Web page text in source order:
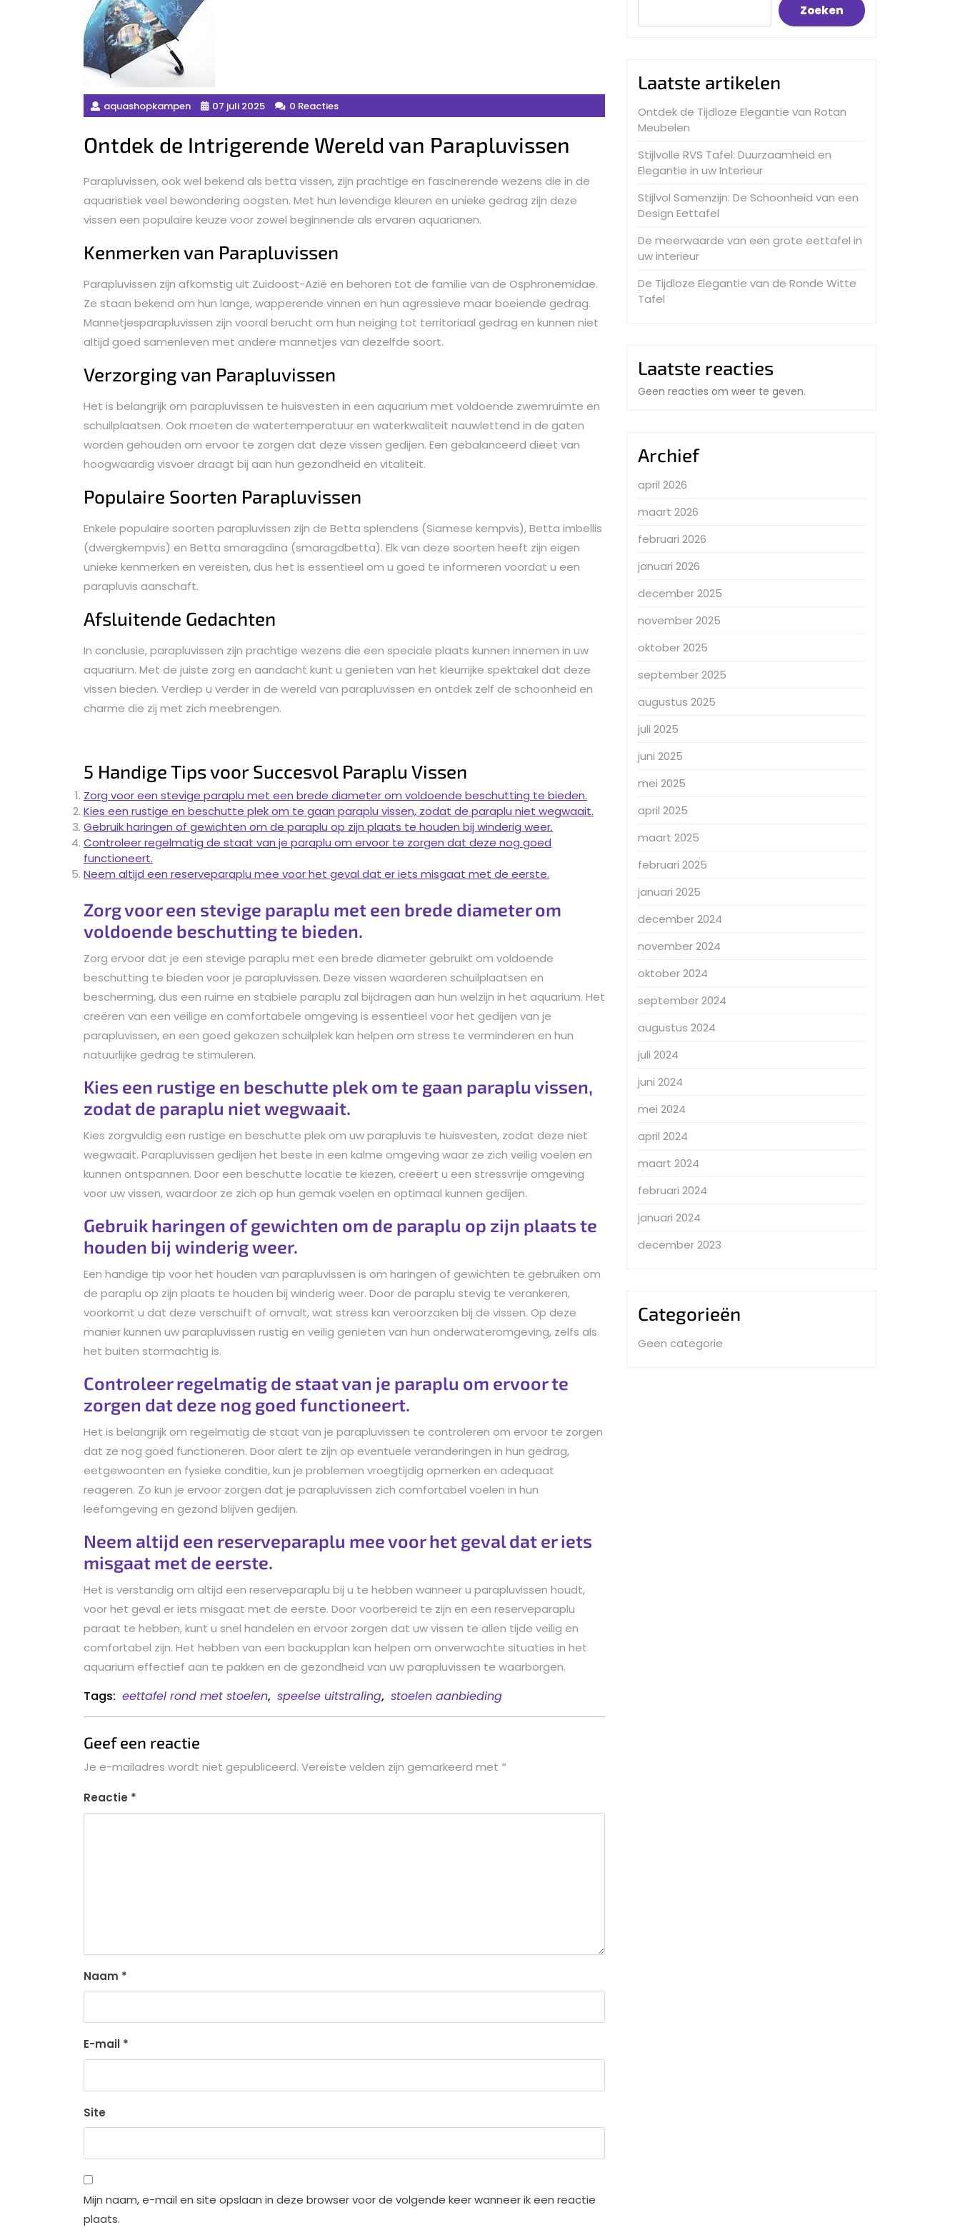
aquashopkampen 07 juli 2025 0 Reacties
Ontdek de Intrigerende Wereld van Parapluvissen
Parapluvissen, ook wel bekend als betta vissen, zijn prachtige en fascinerende wezens die in de
aquaristiek veel bewondering oogsten. Met hun levendige kleuren en unieke gedrag zijn deze
vissen een populaire keuze voor zowel beginnende als ervaren aquarianen.
Kenmerken van Parapluvissen
Parapluvissen zijn afkomstig uit Zuidoost-Azië en behoren tot de familie van de Osphronemidae.
Ze staan bekend om hun lange, wapperende vinnen en hun agressieve maar boeiende gedrag.
Mannetjesparapluvissen zijn vooral berucht om hun neiging tot territoriaal gedrag en kunnen niet
altijd goed samenleven met andere mannetjes van dezelfde soort.
Verzorging van Parapluvissen
Het is belangrijk om parapluvissen te huisvesten in een aquarium met voldoende zwemruimte en
schuilplaatsen. Ook moeten de watertemperatuur en waterkwaliteit nauwlettend in de gaten
worden gehouden om ervoor te zorgen dat deze vissen gedijen. Een gebalanceerd dieet van
hoogwaardig visvoer draagt bij aan hun gezondheid en vitaliteit.
Populaire Soorten Parapluvissen
Enkele populaire soorten parapluvissen zijn de Betta splendens (Siamese kempvis), Betta imbellis
(dwergkempvis) en Betta smaragdina (smaragdbetta). Elk van deze soorten heeft zijn eigen
unieke kenmerken en vereisten, dus het is essentieel om u goed te informeren voordat u een
parapluvis aanschaft.
Afsluitende Gedachten
In conclusie, parapluvissen zijn prachtige wezens die een speciale plaats kunnen innemen in uw
aquarium. Met de juiste zorg en aandacht kunt u genieten van het kleurrijke spektakel dat deze
vissen bieden. Verdiep u verder in de wereld van parapluvissen en ontdek zelf de schoonheid en
charme die zij met zich meebrengen.
5 Handige Tips voor Succesvol Paraplu Vissen
Zorg voor een stevige paraplu met een brede diameter om voldoende beschutting te bieden.
Kies een rustige en beschutte plek om te gaan paraplu vissen, zodat de paraplu niet wegwaait.
Gebruik haringen of gewichten om de paraplu op zijn plaats te houden bij winderig weer.
Controleer regelmatig de staat van je paraplu om ervoor te zorgen dat deze nog goed
functioneert.
Neem altijd een reserveparaplu mee voor het geval dat er iets misgaat met de eerste.
Zorg voor een stevige paraplu met een brede diameter om
voldoende beschutting te bieden.
Zorg ervoor dat je een stevige paraplu met een brede diameter gebruikt om voldoende
beschutting te bieden voor je parapluvissen. Deze vissen waarderen schuilplaatsen en
bescherming, dus een ruime en stabiele paraplu zal bijdragen aan hun welzijn in het aquarium. Het
creëren van een veilige en comfortabele omgeving is essentieel voor het gedijen van je
parapluvissen, en een goed gekozen schuilplek kan helpen om stress te verminderen en hun
natuurlijke gedrag te stimuleren.
Kies een rustige en beschutte plek om te gaan paraplu vissen,
zodat de paraplu niet wegwaait.
Kies zorgvuldig een rustige en beschutte plek om uw parapluvis te huisvesten, zodat deze niet
wegwaait. Parapluvissen gedijen het beste in een kalme omgeving waar ze zich veilig voelen en
kunnen ontspannen. Door een beschutte locatie te kiezen, creëert u een stressvrije omgeving
voor uw vissen, waardoor ze zich op hun gemak voelen en optimaal kunnen gedijen.
Gebruik haringen of gewichten om de paraplu op zijn plaats te
houden bij winderig weer.
Een handige tip voor het houden van parapluvissen is om haringen of gewichten te gebruiken om
de paraplu op zijn plaats te houden bij winderig weer. Door de paraplu stevig te verankeren,
voorkomt u dat deze verschuift of omvalt, wat stress kan veroorzaken bij de vissen. Op deze
manier kunnen uw parapluvissen rustig en veilig genieten van hun onderwateromgeving, zelfs als
het buiten stormachtig is.
Controleer regelmatig de staat van je paraplu om ervoor te
zorgen dat deze nog goed functioneert.
Het is belangrijk om regelmatig de staat van je parapluvissen te controleren om ervoor te zorgen
dat ze nog goed functioneren. Door alert te zijn op eventuele veranderingen in hun gedrag,
eetgewoonten en fysieke conditie, kun je problemen vroegtijdig opmerken en adequaat
reageren. Zo kun je ervoor zorgen dat je parapluvissen zich comfortabel voelen in hun
leefomgeving en gezond blijven gedijen.
Neem altijd een reserveparaplu mee voor het geval dat er iets
misgaat met de eerste.
Het is verstandig om altijd een reserveparaplu bij u te hebben wanneer u parapluvissen houdt,
voor het geval er iets misgaat met de eerste. Door voorbereid te zijn en een reserveparaplu
paraat te hebben, kunt u snel handelen en ervoor zorgen dat uw vissen te allen tijde veilig en
comfortabel zijn. Het hebben van een backupplan kan helpen om onverwachte situaties in het
aquarium effectief aan te pakken en de gezondheid van uw parapluvissen te waarborgen.
Tags: eettafel rond met stoelen, speelse uitstraling, stoelen aanbieding
Geef een reactie
Je e-mailadres wordt niet gepubliceerd. Vereiste velden zijn gemarkeerd met *
Reactie *
Naam *
E-mail *
Site
Mijn naam, e-mail en site opslaan in deze browser voor de volgende keer wanneer ik een reactie
plaats.
Zoeken
Laatste artikelen
Ontdek de Tijdloze Elegantie van Rotan
Meubelen
Stijlvolle RVS Tafel: Duurzaamheid en
Elegantie in uw Interieur
Stijlvol Samenzijn: De Schoonheid van een
Design Eettafel
De meerwaarde van een grote eettafel in
uw interieur
De Tijdloze Elegantie van de Ronde Witte
Tafel
Laatste reacties
Geen reacties om weer te geven.
Archief
april 2026
maart 2026
februari 2026
januari 2026
december 2025
november 2025
oktober 2025
september 2025
augustus 2025
juli 2025
juni 2025
mei 2025
april 2025
maart 2025
februari 2025
januari 2025
december 2024
november 2024
oktober 2024
september 2024
augustus 2024
juli 2024
juni 2024
mei 2024
april 2024
maart 2024
februari 2024
januari 2024
december 2023
Categorieën
Geen categorie